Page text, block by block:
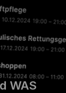
WAS